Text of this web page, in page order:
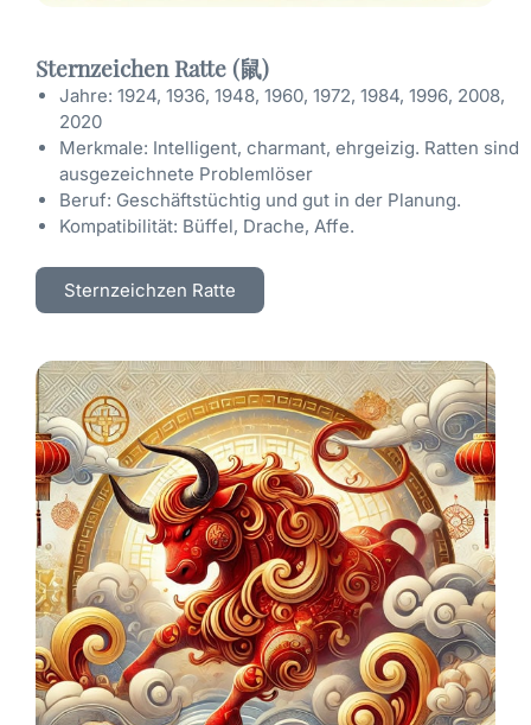
Sternzeichen Ratte (鼠)
Jahre: 1924, 1936, 1948, 1960, 1972, 1984, 1996, 2008,
2020
Merkmale: Intelligent, charmant, ehrgeizig. Ratten sind
ausgezeichnete Problemlöser
Beruf: Geschäftstüchtig und gut in der Planung.
Kompatibilität: Büffel, Drache, Affe.
Sternzeichzen Ratte